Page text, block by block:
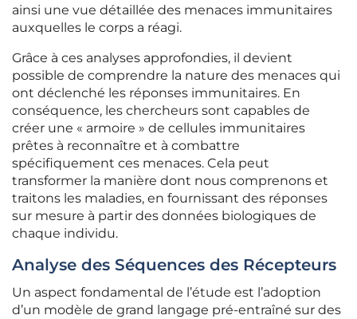
ainsi une vue détaillée des menaces immunitaires
auxquelles le corps a réagi.
Grâce à ces analyses approfondies, il devient
possible de comprendre la nature des menaces qui
ont déclenché les réponses immunitaires. En
conséquence, les chercheurs sont capables de
créer une « armoire » de cellules immunitaires
prêtes à reconnaître et à combattre
spécifiquement ces menaces. Cela peut
transformer la manière dont nous comprenons et
traitons les maladies, en fournissant des réponses
sur mesure à partir des données biologiques de
chaque individu.
Analyse des Séquences des Récepteurs
Un aspect fondamental de l’étude est l’adoption
d’un modèle de grand langage pré-entraîné sur des